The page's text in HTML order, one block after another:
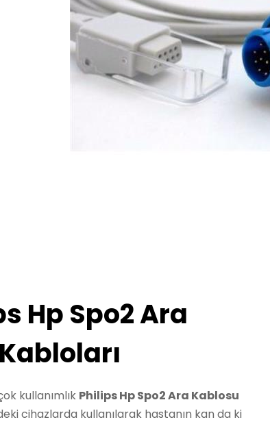
Hp Spo2 Ara
Kabloları
kullanımlık Philips Hp Spo2 Ara Kablosu
cihazlarda kullanılarak hastanın kan da ki